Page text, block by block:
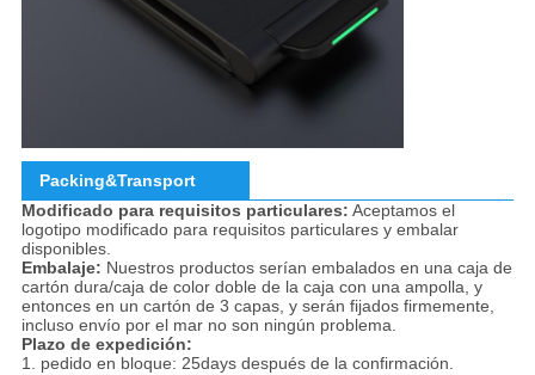
Packing&Transport
Modificado para requisitos particulares: Aceptamos el
logotipo modificado para requisitos particulares y embalar
disponibles.
Embalaje: Nuestros productos serían embalados en una caja de
cartón dura/caja de color doble de la caja con una ampolla, y
entonces en un cartón de 3 capas, y serán fijados firmemente,
incluso envío por el mar no son ningún problema.
Plazo de expedición:
1. pedido en bloque: 25days después de la confirmación.